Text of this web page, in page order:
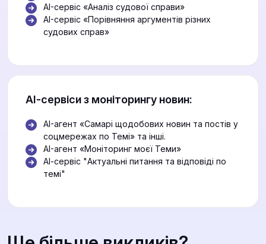
AI-сервіс «Аналіз судової справи»
AI-сервіс «Порівняння аргументів різних
судових справ»
АІ-сервіси з моніторингу новин:
AI-агент «Самарі щодобових новин та постів у
соцмережах по Темі» та інші.
AI-агент «Моніторинг моєї Теми»
АІ-сервіс "Актуальні питання та відповіді по
темі"